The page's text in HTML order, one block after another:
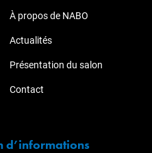
À propos de NABO
Actualités
Présentation du salon
Contact
d’informations